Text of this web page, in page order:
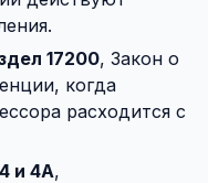
17200, Закон о
когда
расходится с
и 4A,